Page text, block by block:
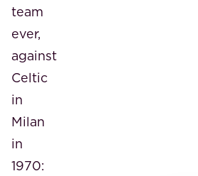
team
ever,
against
Celtic
in
Milan
in
1970: